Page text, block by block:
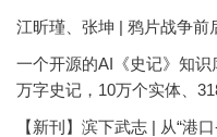
江昕瑾、张坤 | 鸦片战争前
一个开源的AI《史记》知
万字史记，10万个实体、
【新刊】滨下武志 | 从“港